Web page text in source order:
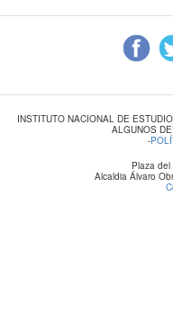
INSTITUTO NACIONAL DE
ALGUNOS
-
Plaza
Alcaldia Álvaro